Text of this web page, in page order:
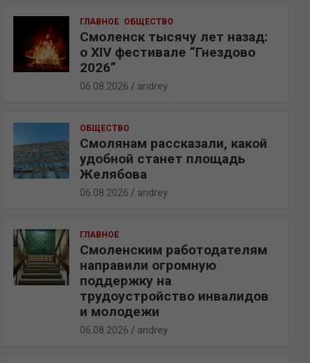
ГЛАВНОЕ ОБЩЕСТВО
Смоленск тысячу лет назад:
о XIV фестивале “Гнездово
2026”
06.08.2026 andrey
ОБЩЕСТВО
Смолянам рассказали, какой
удобной станет площадь
Желябова
06.08.2026 andrey
ГЛАВНОЕ
Смоленским работодателям
направили огромную
поддержку на
трудоустройство инвалидов
и молодежи
06.08.2026 andrey